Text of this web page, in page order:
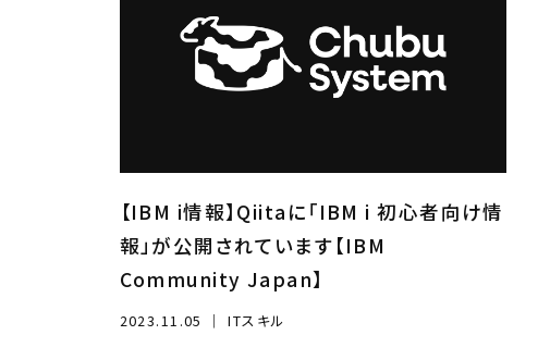
【IBM i情報】Qiitaに「IBM i 初心者向け情
報」が公開されています【IBM
Community Japan】
2023.11.05 ｜ITスキル